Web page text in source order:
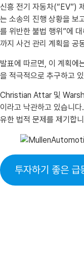
신흥 전기 자동차
는 소송의 진행 상황을 보
를 위반한 불법 행위”에
까지 사건 관리 계획을 공
발표에 따르면, 이 계획에
을 적극적으로 추구하고
Christian Attar 및
이라고 낙관하고 있습니
유한 법적 문제를 제기합
투자하기 좋은 급